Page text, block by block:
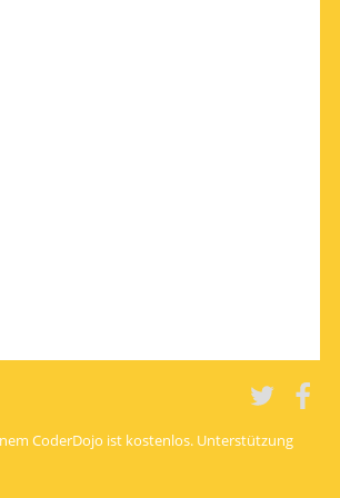
CoderDojo ist kostenlos. Unterstützung